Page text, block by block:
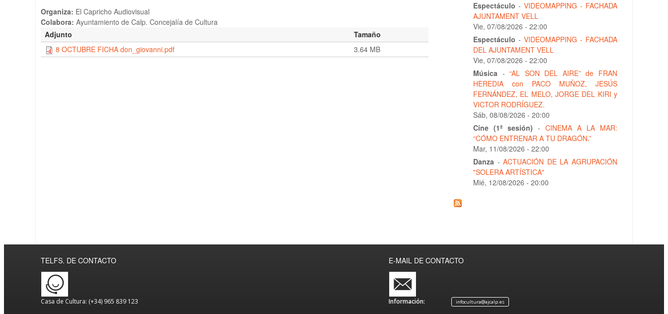
Organiza: El Capricho Audiovisual
Colabora: Ayuntamiento de Calp. Concejalía de Cultura
Adjunto
Tamaño
8 OCTUBRE FICHA don_giovanni.pdf
3.64 MB
Espectáculo - VIDEOMAPPING - FACHADA
AJUNTAMENT VELL
Vie, 07/08/2026 - 22:00
Espectáculo - VIDEOMAPPING - FACHADA
DEL AJUNTAMENT VELL
Vie, 07/08/2026 - 22:00
Música -“AL SON DEL AIRE” de FRAN
HEREDIA con PACO MUÑOZ, JESÚS
FERNÁNDEZ, EL MELO, JORGE DEL KIRI y
VICTOR RODRÍGUEZ.
Sáb, 08/08/2026 - 20:00
Cine (1ª sesión) - CINEMA A LA MAR:
“CÓMO ENTRENAR A TU DRAGÓN.”
Mar, 11/08/2026 - 22:00
Danza -ACTUACIÓN DE LA AGRUPACIÓN
"SOLERA ARTÍSTICA"
Mié, 12/08/2026 - 20:00
TELFS. DE CONTACTO
Casa de Cultura: (+34) 965 839 123
E-MAIL DE CONTACTO
Información: infocultura@ajcalp.es